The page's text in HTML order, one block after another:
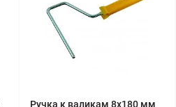
Ручка к валикам 8x180 мм